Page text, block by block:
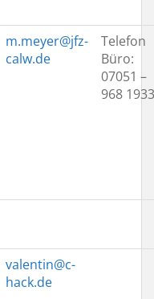
m.meyer@jfz-
calw.de
Telefon
Büro:
07051 –
968 1933
valentin@c-
hack.de